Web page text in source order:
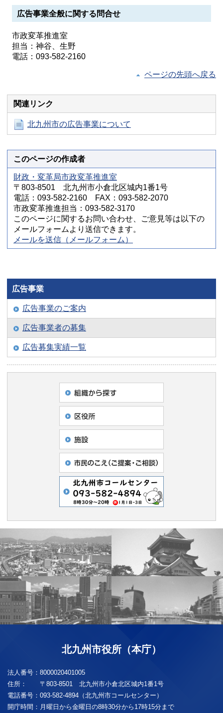
広告事業全般に関する問合せ
市政変革推進室
担当：神谷、生野
電話：093-582-2160
ページの先頭へ戻る
関連リンク
北九州市の広告事業について
このページの作成者
財政・変革局市政変革推進室
〒803-8501 北九州市小倉北区城内1番1号
電話：093-582-2160 FAX：093-582-2070
市政変革推進担当：093-582-3170
このページに関するお問い合わせ、ご意見等は以下の
メールフォームより送信できます。
メールを送信（メールフォーム）
広告事業
広告事業のご案内
広告事業者の募集
広告募集実績一覧
北九州市役所（本庁）
法人番号： 8000020401005
住所：
〒803-8501 北九州市小倉北区城内1番1号
電話番号： 093-582-4894（北九州市コールセンター）
開庁時間： 月曜日から金曜日の8時30分から17時15分まで